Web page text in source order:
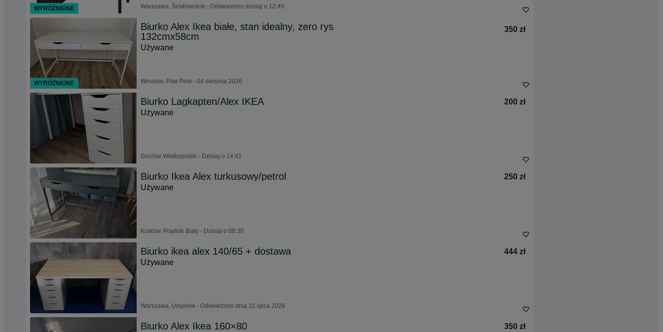
Warszawa, Śródmieście - Odświeżono dzisiaj o 12:45
Biurko Alex Ikea białe, stan idealny, zero rys
132cmx58cm
350 zł
Używane
Wrocław, Psie Pole - 04 sierpnia 2026
Biurko Lagkapten/Alex IKEA
200 zł
Używane
Gorzów Wielkopolski - Dzisiaj o 14:41
Biurko Ikea Alex turkusowy/petrol
250 zł
Używane
Kraków, Prądnik Biały - Dzisiaj o 08:30
Biurko ikea alex 140/65 + dostawa
444 zł
Używane
Warszawa, Ursynów - Odświeżono dnia 31 lipca 2026
Biurko Alex Ikea 160×80
350 zł
WYRÓŻNIONE
WYRÓŻNIONE